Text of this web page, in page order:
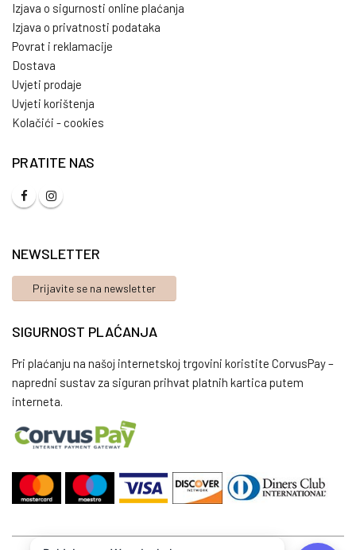
Izjava o sigurnosti online plaćanja
Izjava o privatnosti podataka
Povrat i reklamacije
Dostava
Uvjeti prodaje
Uvjeti korištenja
Kolačići - cookies
PRATITE NAS
NEWSLETTER
Prijavite se na newsletter
SIGURNOST PLAĆANJA
Pri plaćanju na našoj internetskoj trgovini koristite CorvusPay –
napredni sustav za siguran prihvat platnih kartica putem
interneta.